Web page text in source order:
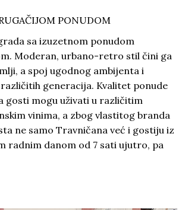
PONUDOM
sa izuzetnom ponudom
Moderan, urbano-retro stil čini ga
a spoj ugodnog ambijenta i
generacija. Kvalitet ponude
gosti mogu uživati u različitim
vinima, a zbog vlastitog branda
ne samo Travničana već i gostiju iz
radnim danom od 7 sati ujutro, pa